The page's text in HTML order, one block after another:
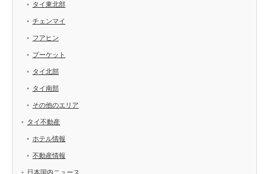
タイ東北部
チェンマイ
フアヒン
プーケット
タイ北部
タイ南部
その他のエリア
タイ不動産
ホテル情報
不動産情報
日本国内ニュース